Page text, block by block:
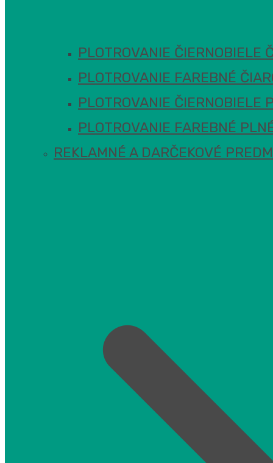
PLOTROVANIE ČIERNOBIELE
PLOTROVANIE FAREBNÉ
PLOTROVANIE ČIERNOBIELE
PLOTROVANIE FAREBNÉ
REKLAMNÉ A DARČEKOVÉ